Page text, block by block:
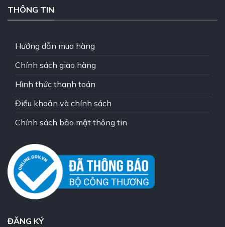
THÔNG TIN
Hướng dẫn mua hàng
Chính sách giao hàng
Hình thức thanh toán
Điều khoản và chính sách
Chính sách bảo mật thông tin
ĐĂNG KÝ